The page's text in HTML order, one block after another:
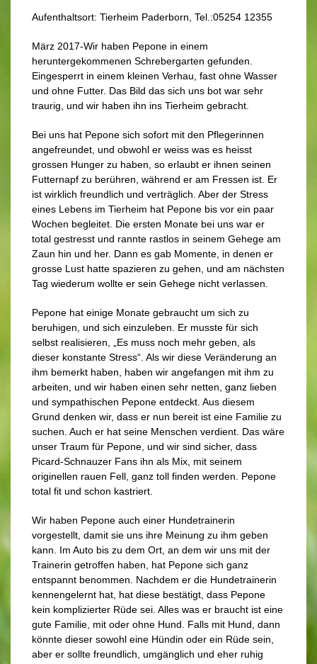
Aufenthaltsort: Tierheim Paderborn, Tel.:05254 12355
März 2017-Wir haben Pepone in einem
heruntergekommenen Schrebergarten gefunden.
Eingesperrt in einem kleinen Verhau, fast ohne Wasser
und ohne Futter. Das Bild das sich uns bot war sehr
traurig, und wir haben ihn ins Tierheim gebracht.
Bei uns hat Pepone sich sofort mit den Pflegerinnen
angefreundet, und obwohl er weiss was es heisst
grossen Hunger zu haben, so erlaubt er ihnen seinen
Futternapf zu berühren, während er am Fressen ist. Er
ist wirklich freundlich und verträglich. Aber der Stress
eines Lebens im Tierheim hat Pepone bis vor ein paar
Wochen begleitet. Die ersten Monate bei uns war er
total gestresst und rannte rastlos in seinem Gehege am
Zaun hin und her. Dann es gab Momente, in denen er
grosse Lust hatte spazieren zu gehen, und am nächsten
Tag wiederum wollte er sein Gehege nicht verlassen.
Pepone hat einige Monate gebraucht um sich zu
beruhigen, und sich einzuleben. Er musste für sich
selbst realisieren, „Es muss noch mehr geben, als
dieser konstante Stress“. Als wir diese Veränderung an
ihm bemerkt haben, haben wir angefangen mit ihm zu
arbeiten, und wir haben einen sehr netten, ganz lieben
und sympathischen Pepone entdeckt. Aus diesem
Grund denken wir, dass er nun bereit ist eine Familie zu
suchen. Auch er hat seine Menschen verdient. Das wäre
unser Traum für Pepone, und wir sind sicher, dass
Picard-Schnauzer Fans ihn als Mix, mit seinem
originellen rauen Fell, ganz toll finden werden. Pepone
total fit und schon kastriert.
Wir haben Pepone auch einer Hundetrainerin
vorgestellt, damit sie uns ihre Meinung zu ihm geben
kann. Im Auto bis zu dem Ort, an dem wir uns mit der
Trainerin getroffen haben, hat Pepone sich ganz
entspannt benommen. Nachdem er die Hundetrainerin
kennengelernt hat, hat diese bestätigt, dass Pepone
kein komplizierter Rüde sei. Alles was er braucht ist eine
gute Familie, mit oder ohne Hund. Falls mit Hund, dann
könnte dieser sowohl eine Hündin oder ein Rüde sein,
aber er sollte freundlich, umgänglich und eher ruhig